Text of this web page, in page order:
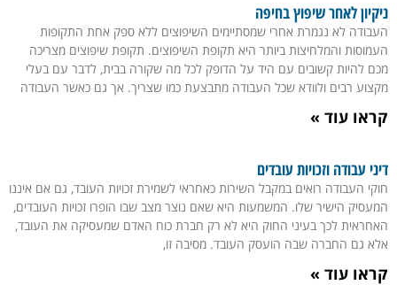
ניקיון לאחר שיפוץ בחיפה
העבודה לא נגמרת אחרי שמסתיימים השיפוצים ללא ספק אחת התקופות
העמוסות והמלחיצות ביותר היא תקופת השיפוצים. תקופת שיפוצים מצריכה
מכם להיות קשובים עם היד על הדופק לכל מה שקורה בבית, לדבר עם בעלי
מקצוע רבים ולוודא שכל העבודה מתבצעת כמו שצריך. אך גם כאשר העבודה
קראו עוד »
דיני עבודה וזכויות עובדים
חוקי העבודה רואים במקבל השירות כאחראי לשמירת זכויות העובד, גם אם איננו
המעסיק הישיר שלו. המשמעות היא שאם נוצר מצב שבו הופרו זכויות העובדים,
האחראית לכך בעיני החוק היא לא רק חברת כוח האדם שמעסיקה את העובד,
אלא גם החברה שבה הועסק העובד. מסיבה זו,
קראו עוד »